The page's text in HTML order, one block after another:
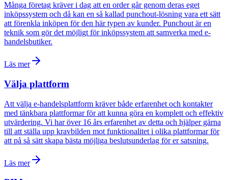
Många företag kräver i dag att en order går genom deras eget
inköpssystem och då kan en så kallad punchout-lösning vara ett sätt
att förenkla inköpen för den här typen av kunder. Punchout är en
teknik som gör det möjligt för inköpssystem att samverka med e-
handelsbutiker.
Läs mer
Välja plattform
Att välja e-handelsplattform kräver både erfarenhet och kontakter
med tänkbara plattformar för att kunna göra en komplett och effektiv
utvärdering. Vi har över 16 års erfarenhet av detta och hjälper gärna
till att ställa upp kravbilden mot funktionalitet i olika plattformar för
att på så sätt skapa bästa möjliga beslutsunderlag för er satsning.
Läs mer